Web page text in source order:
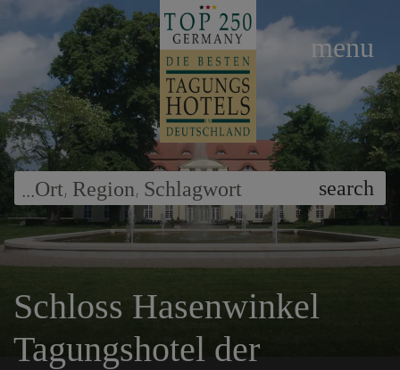
Ort, Region, Schlagwort search
menu
Schloss Hasenwinkel
Tagungshotel der